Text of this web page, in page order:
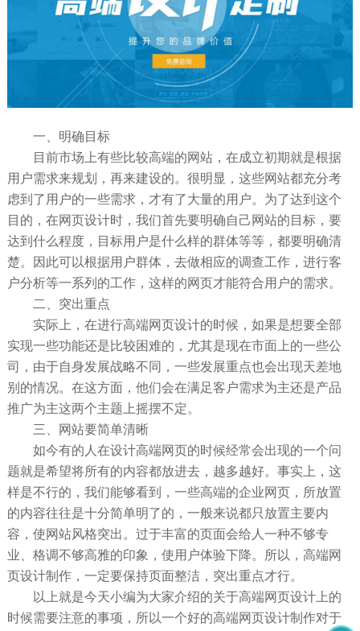
一、明确目标
目前市场上有些比较高端的网站，在成立初期就是根据
用户需求来规划，再来建设的。很明显，这些网站都充分考
虑到了用户的一些需求，才有了大量的用户。为了达到这个
目的，在网页设计时，我们首先要明确自己网站的目标，要
达到什么程度，目标用户是什么样的群体等等，都要明确清
楚。因此可以根据用户群体，去做相应的调查工作，进行客
户分析等一系列的工作，这样的网页才能符合用户的需求。
二、突出重点
实际上，在进行高端网页设计的时候，如果是想要全部
实现一些功能还是比较困难的，尤其是现在市面上的一些公
司，由于自身发展战略不同，一些发展重点也会出现天差地
别的情况。在这方面，他们会在满足客户需求为主还是产品
推广为主这两个主题上摇摆不定。
三、网站要简单清晰
如今有的人在设计高端网页的时候经常会出现的一个问
题就是希望将所有的内容都放进去，越多越好。事实上，这
样是不行的，我们能够看到，一些高端的企业网页，所放置
的内容往往是十分简单明了的，一般来说都只放置主要内
容，使网站风格突出。过于丰富的页面会给人一种不够专
业、格调不够高雅的印象，使用户体验下降。所以，高端网
页设计制作，一定要保持页面整洁，突出重点才行。
以上就是今天小编为大家介绍的关于高端网页设计上的
时候需要注意的事项，所以一个好的高端网页设计制作对于